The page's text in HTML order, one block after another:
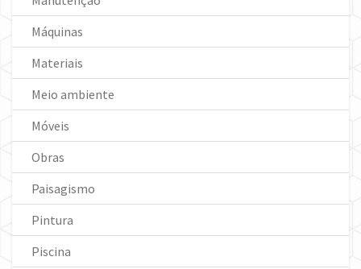
Máquinas
Materiais
Meio ambiente
Móveis
Obras
Paisagismo
Pintura
Piscina